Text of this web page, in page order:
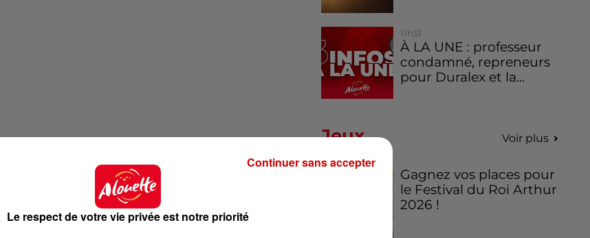
11h51
À LA UNE : professeur
condamné, repreneurs
pour Duralex et la...
Jeux Voir plus
Gagnez vos places pour
le Festival du Roi Arthur
2026 !
Le respect de votre vie privée est notre priorité
Continuer sans accepter